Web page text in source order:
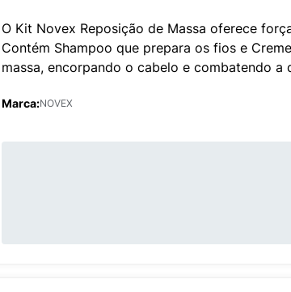
O Kit Novex Reposição de Massa oferece
Contém Shampoo que prepara os fios e
massa, encorpando o cabelo e combatendo a
Marca:NOVEX